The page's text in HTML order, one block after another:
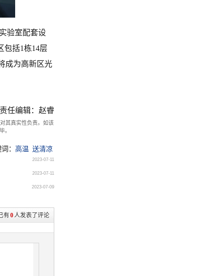
验室配套设
包括1栋14层
成为高新区光
责任编辑：赵睿
其真实性负责。如该
。
： 高温 送清凉
2023-07-11
2023-07-11
2023-07-09
有0 人发表了评论